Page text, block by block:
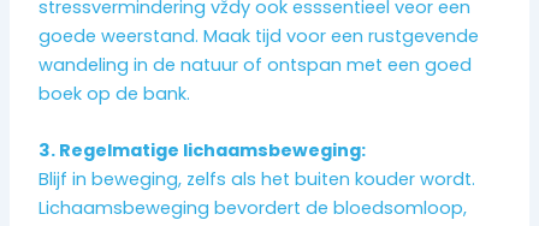
stressvermindering vždy ook esssentieel veor een
goede weerstand. Maak tijd voor een rustgevende
wandeling in de natuur of ontspan met een goed
boek op de bank.
3. Regelmatige lichaamsbeweging:
Blijf in beweging, zelfs als het buiten kouder wordt.
Lichaamsbeweging bevordert de bloedsomloop,